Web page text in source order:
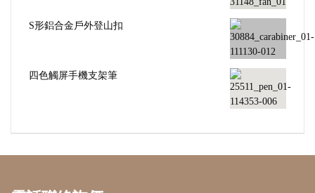
S形鋁合金戶外登山扣
四色觸屏手機支架筆